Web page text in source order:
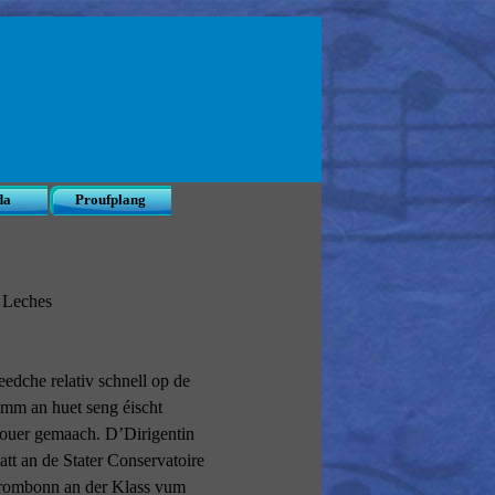
Proufplang
relativ schnell op de
an huet seng éischt
gemaach. D’Dirigentin
an de Stater Conservatoire
an der Klass vum